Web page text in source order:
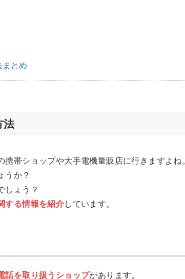
とめ
法
帯ショップや大手電機量販店に行きますよね。
うか？
しょう？
する情報を紹介しています。
話を取り扱うショップがあります。